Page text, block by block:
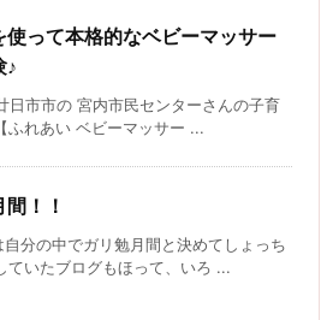
使って本格的なベビーマッサー
♪
日市市の 宮内市民センターさんの子育
ふれあい ベビーマッサー ...
！！
分の中でガリ勉月間と決めてしょっち
ていたブログもほって、いろ ...